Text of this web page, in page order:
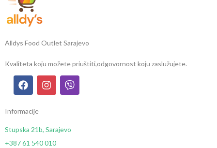
Alldys Food Outlet Sarajevo
Kvaliteta koju možete priuštiti,odgovornost koju zaslužujete.
Informacije
Stupska 21b, Sarajevo
+387 61 540 010